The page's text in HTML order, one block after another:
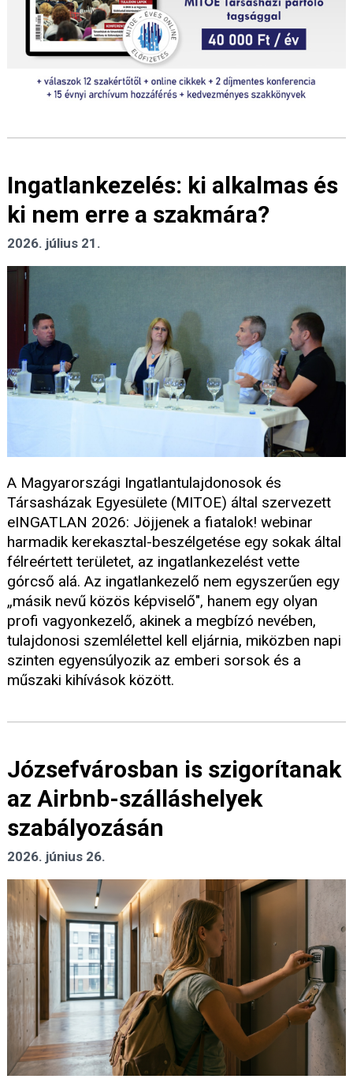
Ingatlankezelés: ki alkalmas és
ki nem erre a szakmára?
2026. július 21.
A Magyarországi Ingatlantulajdonosok és
Társasházak Egyesülete (MITOE) által szervezett
eINGATLAN 2026: Jöjjenek a fiatalok! webinar
harmadik kerekasztal-beszélgetése egy sokak által
félreértett területet, az ingatlankezelést vette
górcső alá. Az ingatlankezelő nem egyszerűen egy
„másik nevű közös képviselő", hanem egy olyan
profi vagyonkezelő, akinek a megbízó nevében,
tulajdonosi szemlélettel kell eljárnia, miközben napi
szinten egyensúlyozik az emberi sorsok és a
műszaki kihívások között.
Józsefvárosban is szigorítanak
az Airbnb-szálláshelyek
szabályozásán
2026. június 26.